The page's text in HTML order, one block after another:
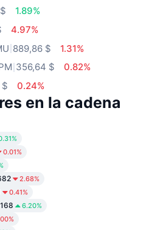
1.89%
4.97%
889,86 $
1.31%
356,64 $
0.82%
$ 0.24%
en la cadena
0.01%
2.68%
0.41%
6.20%